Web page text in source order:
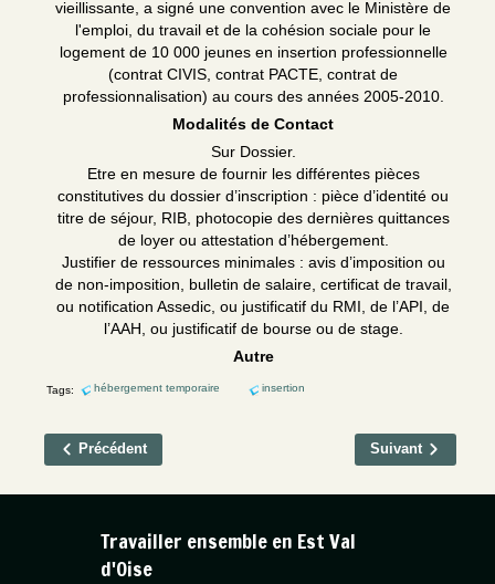
vieillissante, a signé une convention avec le Ministère de
l'emploi, du travail et de la cohésion sociale pour le
logement de 10 000 jeunes en insertion professionnelle
(contrat CIVIS, contrat PACTE, contrat de
professionnalisation) au cours des années 2005-2010.
Modalités de Contact
Sur Dossier.
Etre en mesure de fournir les différentes pièces
constitutives du dossier d’inscription : pièce d’identité ou
titre de séjour, RIB, photocopie des dernières quittances
de loyer ou attestation d’hébergement.
Justifier de ressources minimales : avis d’imposition ou
de non-imposition, bulletin de salaire, certificat de travail,
ou notification Assedic, ou justificatif du RMI, de l’API, de
l’AAH, ou justificatif de bourse ou de stage.
Autre
Tags: hébergement temporaire insertion
Précédent Suivant
Travailler ensemble en Est Val
d'Oise